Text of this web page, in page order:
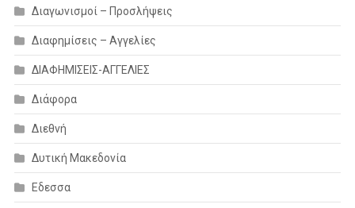
Διαγωνισμοί – Προσλήψεις
Διαφημίσεις – Αγγελίες
ΔΙΑΦΗΜΙΣΕΙΣ-ΑΓΓΕΛΙΕΣ
Διάφορα
Διεθνή
Δυτική Μακεδονία
Εδεσσα